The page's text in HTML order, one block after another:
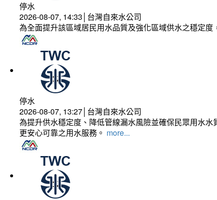
停水
2026-08-07, 14:33│台灣自來水公司
為全面提升該區域居民用水品質及強化區域供水之穩定
停水
2026-08-07, 13:27│台灣自來水公司
為提升供水穩定度、降低管線漏水風險並確保民眾用水
更安心可靠之用水服務。 more...